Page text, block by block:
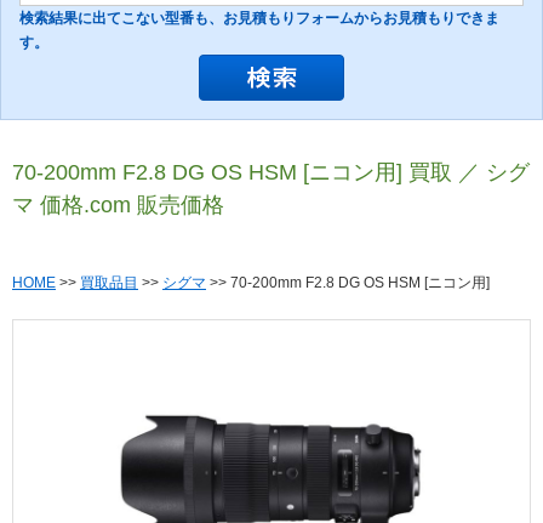
検索結果に出てこない型番も、お見積もりフォームからお見積もりできま
す。
70-200mm F2.8 DG OS HSM [ニコン用] 買取 ／ シグ
マ 価格.com 販売価格
HOME >> 買取品目 >> シグマ >> 70-200mm F2.8 DG OS HSM [ニコン用]